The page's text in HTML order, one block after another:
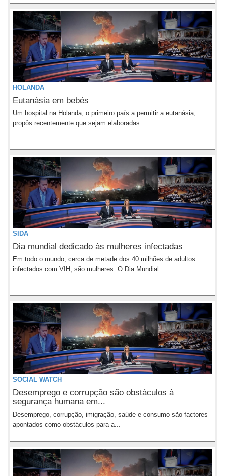
HOLANDA
Eutanásia em bebés
Um hospital na Holanda, o primeiro país a permitir a eutanásia,
propôs recentemente que sejam elaboradas...
SIDA
Dia mundial dedicado às mulheres infectadas
Em todo o mundo, cerca de metade dos 40 milhões de adultos
infectados com VIH, são mulheres. O Dia Mundial...
SOCIAL WATCH
Desemprego e corrupção são obstáculos à
segurança humana em...
Desemprego, corrupção, imigração, saúde e consumo são factores
apontados como obstáculos para a...